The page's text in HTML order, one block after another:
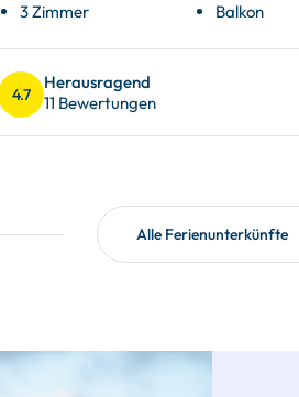
3 Zimmer
Balkon
4.7
Herausragend
11 Bewertungen
Alle Ferienunterkünfte